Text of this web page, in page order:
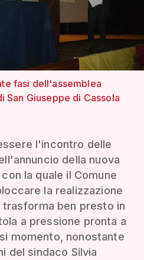
fasi dell'assemblea
San Giuseppe di Cassola
l'incontro delle
della nuova
la quale il Comune
la realizzazione
ben presto in
a pressione pronta a
momento, nonostante
del sindaco Silvia